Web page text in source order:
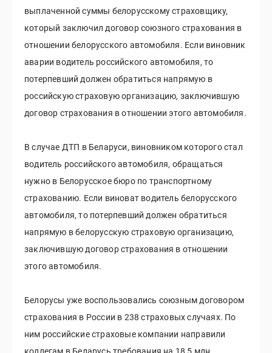
выплаченной суммы белорусскому страховщику,
который заключил договор союзного страхования в
отношении белорусского автомобиля. Если виновник
аварии водитель российского автомобиля, то
потерпевший должен обратиться напрямую в
российскую страховую организацию, заключившую
договор страхования в отношении этого автомобиля.
В случае ДТП в Беларуси, виновником которого стал
водитель российского автомобиля, обращаться
нужно в Белорусское бюро по транспортному
страхованию. Если виноват водитель белорусского
автомобиля, то потерпевший должен обратиться
напрямую в белорусскую страховую организацию,
заключившую договор страхования в отношении
этого автомобиля.
Белорусы уже воспользовались союзным договором
страхования в России в 238 страховых случаях. По
ним российские страховые компании направили
коллегам в Беларусь требования на 18,5 млн